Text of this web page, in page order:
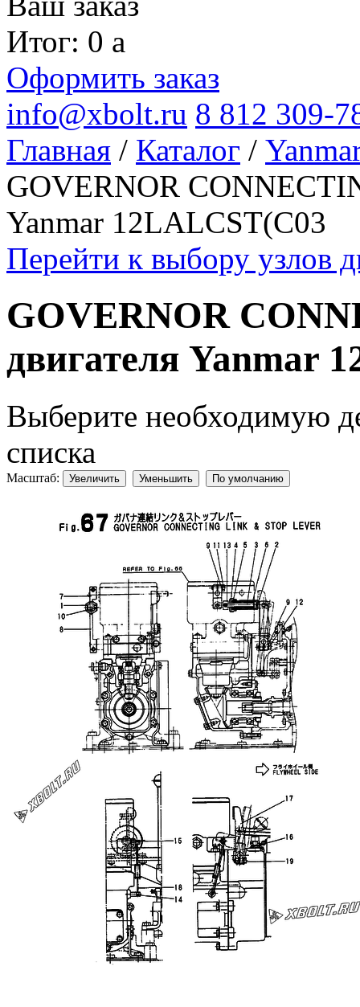
Итог: 0 a
Оформить заказ
info@xbolt.ru 8 812 309-
Главная / Каталог /
GOVERNOR
Yanmar 12LALCST(C03
Перейти к выбору узлов
GOVERNOR
двигателя Yanmar
Выберите необходимую
списка
Масштаб: Увеличить Уменьшить По умолчанию